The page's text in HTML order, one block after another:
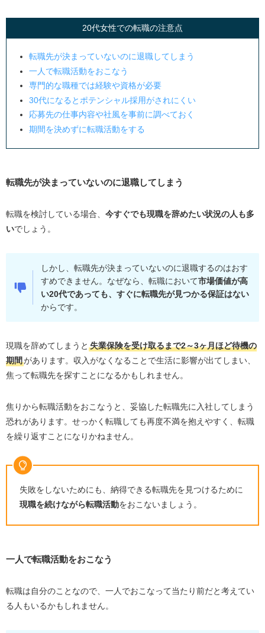
20代女性での転職の注意点
転職先が決まっていないのに退職してしまう
一人で転職活動をおこなう
専門的な職種では経験や資格が必要
30代になるとポテンシャル採用がされにくい
応募先の仕事内容や社風を事前に調べておく
期間を決めずに転職活動をする
転職先が決まっていないのに退職してしまう
転職を検討している場合、 今すぐでも現職を辞めたい状況の人も多
いでしょう。
しかし、転職先が決まっていないのに退職するのはおす
すめできません。なぜなら、転職において市場価値が高
い20代であっても、すぐに転職先が見つかる保証はない
からです。
現職を辞めてしまうと 失業保険を受け取るまで2～3ヶ月ほど待機の
期間があります。収入がなくなることで生活に影響が出てしまい、
焦って転職先を探すことになるかもしれません。
焦りから転職活動をおこなうと、妥協した転職先に入社してしまう
恐れがあります。せっかく転職しても再度不満を抱えやすく、転職
を繰り返すことになりかねません。
失敗をしないためにも、納得できる転職先を見つけるために
現職を続けながら転職活動をおこないましょう。
一人で転職活動をおこなう
転職は自分のことなので、一人でおこなって当たり前だと考えてい
る人もいるかもしれません。